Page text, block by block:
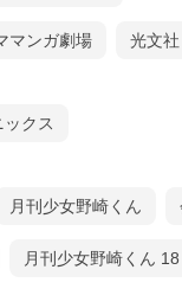
マンガ劇場 光文
クス
月刊少女野崎くん
月刊少女野崎くん 18